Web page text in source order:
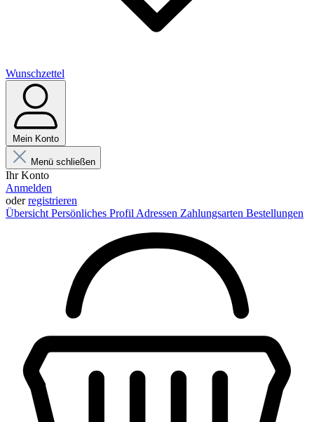
Wunschzettel
Mein Konto
Menü schließen
Ihr Konto
Anmelden
oderregistrieren
Übersicht Persönliches Profil Adressen Zahlungsarten Bestellungen